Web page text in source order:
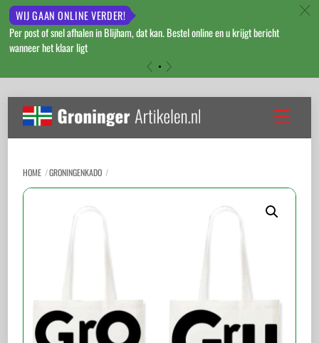
WIJ GAAN ONLINE VERDER!
Per post of snel afhalen in Blijham, dat kan. Bestel online en u krijgt bericht
wanneer het klaar ligt
c
content
Menu
HOME GRONINGENKADO